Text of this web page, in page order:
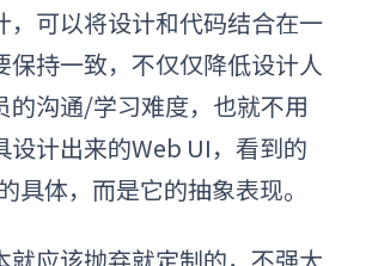
，可以将设计和代码结合在一
保持一致，不仅仅降低设计人
的沟通/学习难度，也就不用
设计出来的Web UI，看到的
具体，而是它的抽象表现。